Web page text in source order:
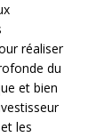
réaliser
du
et bien
les